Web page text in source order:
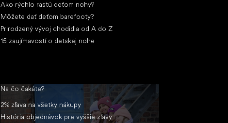
Ako rýchlo rastú deťom nohy?
Môžete dať deťom barefooty?
Prirodzený vývoj chodidla od A do Z
15 zaujímavostí o detskej nohe
Na čo čakáte?
2% zľava na všetky nákupy
História objednávok pre vyššie zľavy